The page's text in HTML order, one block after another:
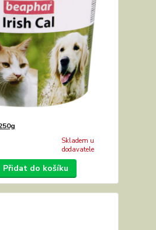
Skladem u
dodavatele
Přidat do košíku